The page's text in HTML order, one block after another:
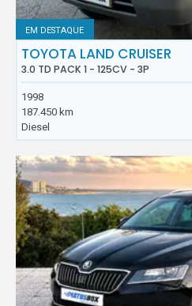
EM DESTAQUE
TOYOTA LAND CRUISER
3.0 TD PACK 1 - 125CV - 3P
1998
187.450 km
Diesel